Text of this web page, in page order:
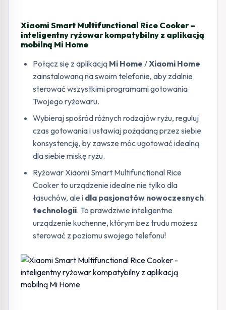
Xiaomi Smart Multifunctional Rice Cooker –
inteligentny ryżowar kompatybilny z aplikacją
mobilną Mi Home
Połącz się z aplikacją Mi Home /Xiaomi Home
zainstalowaną na swoim telefonie, aby zdalnie
sterować wszystkimi programami gotowania
Twojego ryżowaru.
Wybieraj spośród różnych rodzajów ryżu, reguluj
czas gotowania i ustawiaj pożądaną przez siebie
konsystencję, by zawsze móc ugotować idealną
dla siebie miskę ryżu.
Ryżowar Xiaomi Smart Multifunctional Rice
Cooker to urządzenie idealne nie tylko dla
łasuchów, ale i dla pasjonatów nowoczesnych
technologii. To prawdziwie inteligentne
urządzenie kuchenne, którym bez trudu możesz
sterować z poziomu swojego telefonu!